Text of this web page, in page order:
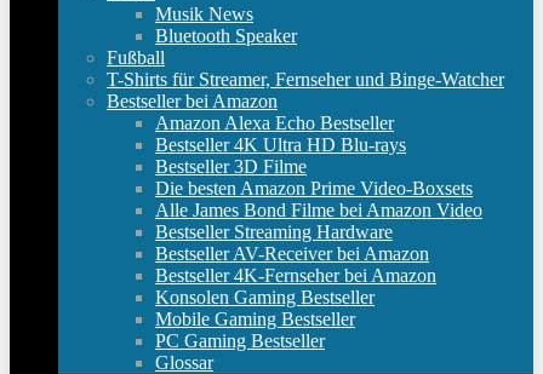
Musik News
Bluetooth Speaker
Fußball
T-Shirts für Streamer, Fernseher und Binge-Watcher
Bestseller bei Amazon
Amazon Alexa Echo Bestseller
Bestseller 4K Ultra HD Blu-rays
Bestseller 3D Filme
Die besten Amazon Prime Video-Boxsets
Alle James Bond Filme bei Amazon Video
Bestseller Streaming Hardware
Bestseller AV-Receiver bei Amazon
Bestseller 4K-Fernseher bei Amazon
Konsolen Gaming Bestseller
Mobile Gaming Bestseller
PC Gaming Bestseller
Glossar